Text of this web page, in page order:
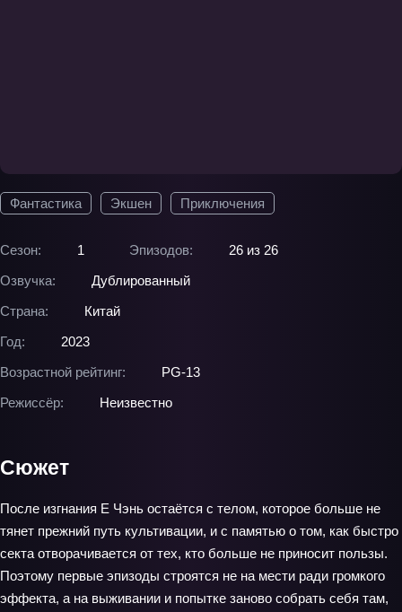
Фантастика Экшен Приключения
Сезон: 1 Эпизодов:
26 из 26
Озвучка:
Дублированный
Страна:
Китай
Год:
2023
Возрастной рейтинг:
PG-13
Режиссёр:
Неизвестно
Сюжет
После изгнания Е Чэнь остаётся с телом, которое больше не
тянет прежний путь культивации, и с памятью о том, как быстро
секта отворачивается от тех, кто больше не приносит пользы.
Поэтому первые эпизоды строятся не на мести ради громкого
эффекта, а на выживании и попытке заново собрать себя там,